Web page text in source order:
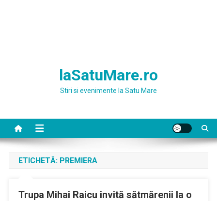
laSatuMare.ro
Stiri si evenimente la Satu Mare
ETICHETĂ: PREMIERA
Trupa Mihai Raicu invită sătmărenii la o